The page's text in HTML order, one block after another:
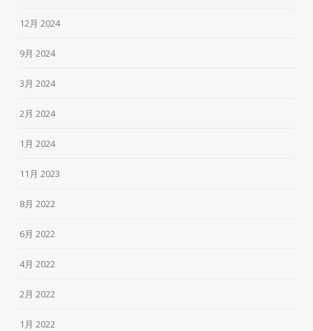
12月 2024
9月 2024
3月 2024
2月 2024
1月 2024
11月 2023
8月 2022
6月 2022
4月 2022
2月 2022
1月 2022